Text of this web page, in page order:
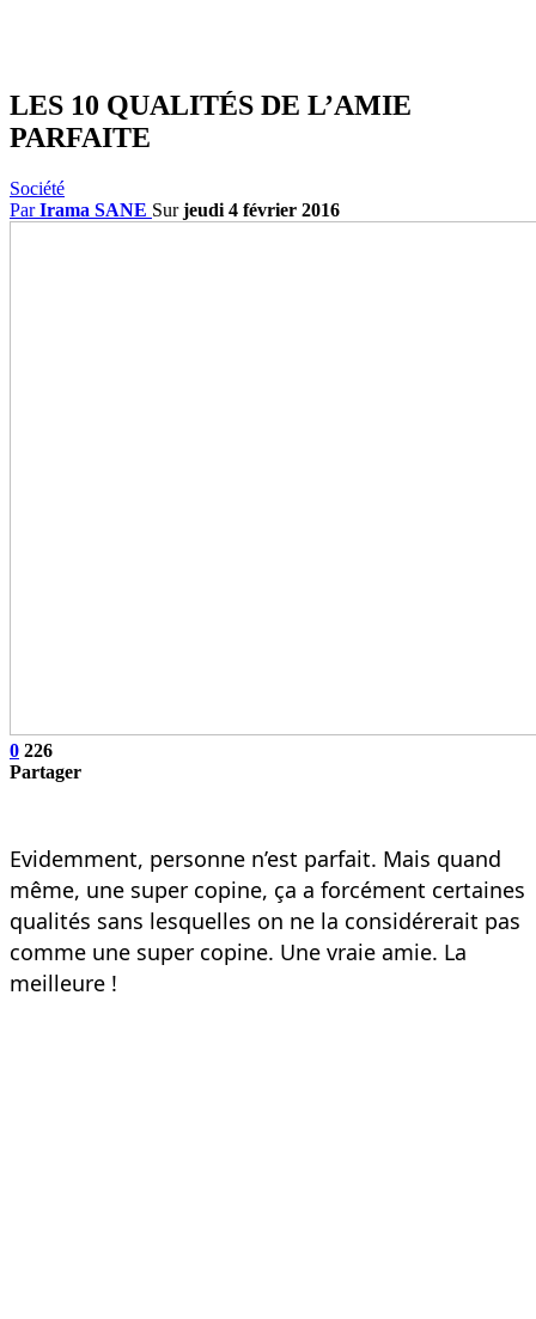
LES 10 QUALITÉS DE L’AMIE
PARFAITE
Société
ParIrama SANE Surjeudi 4 février 2016
0 226
Partager
Evidemment, personne n’est parfait. Mais quand
même, une super copine, ça a forcément certaines
qualités sans lesquelles on ne la considérerait pas
comme une super copine. Une vraie amie. La
meilleure !